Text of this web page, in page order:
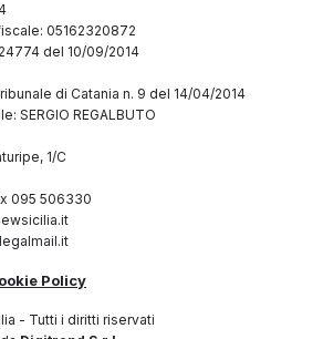
05162320872
del 10/09/2014
di Catania n. 9 del 14/04/2014
SERGIO REGALBUTO
1/C
095 506330
Policy
- Tutti i diritti riservati